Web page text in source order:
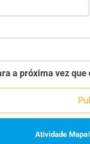
a próxima vez que
Atividade